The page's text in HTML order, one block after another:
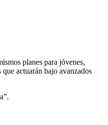
planes para jóvenes,
actuarán bajo avanzados